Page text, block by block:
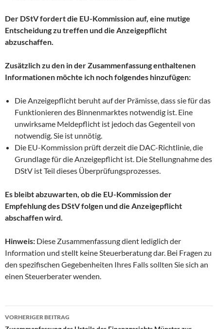
Der DStV fordert die EU-Kommission auf, eine mutige
Entscheidung zu treffen und die Anzeigepflicht
abzuschaffen.
Zusätzlich zu den in der Zusammenfassung enthaltenen
Informationen möchte ich noch folgendes hinzufügen:
Die Anzeigepflicht beruht auf der Prämisse, dass sie für das
Funktionieren des Binnenmarktes notwendig ist. Eine
unwirksame Meldepflicht ist jedoch das Gegenteil von
notwendig. Sie ist unnötig.
Die EU-Kommission prüft derzeit die DAC-Richtlinie, die
Grundlage für die Anzeigepflicht ist. Die Stellungnahme des
DStV ist Teil dieses Überprüfungsprozesses.
Es bleibt abzuwarten, ob die EU-Kommission der
Empfehlung des DStV folgen und die Anzeigepflicht
abschaffen wird.
Hinweis: Diese Zusammenfassung dient lediglich der
Information und stellt keine Steuerberatung dar. Bei Fragen zu
den spezifischen Gegebenheiten Ihres Falls sollten Sie sich an
einen Steuerberater wenden.
Beitragsnavigation
VORHERIGER BEITRAG